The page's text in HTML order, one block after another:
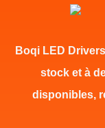
Boqi LED
stock et à
disponibles,